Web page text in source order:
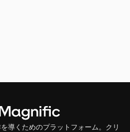
導くためのプラットフォーム。クリ